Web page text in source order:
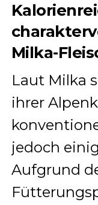
Milka-
Laut Milka
ihrer
jedoch
Aufgrund